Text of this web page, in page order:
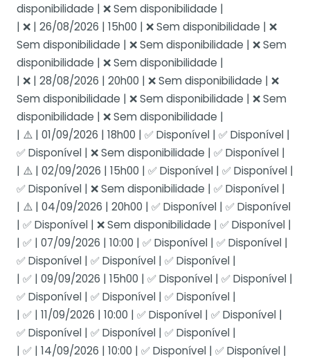
disponibilidade | ❌ Sem disponibilidade |
| ❌ | 26/08/2026 | 15h00 | ❌ Sem disponibilidade | ❌
Sem disponibilidade | ❌ Sem disponibilidade | ❌ Sem
disponibilidade | ❌ Sem disponibilidade |
| ❌ | 28/08/2026 | 20h00 | ❌ Sem disponibilidade | ❌
Sem disponibilidade | ❌ Sem disponibilidade | ❌ Sem
disponibilidade | ❌ Sem disponibilidade |
| ⚠️ | 01/09/2026 | 18h00 | ✅ Disponível | ✅ Disponível |
✅ Disponível | ❌ Sem disponibilidade | ✅ Disponível |
| ⚠️ | 02/09/2026 | 15h00 | ✅ Disponível | ✅ Disponível |
✅ Disponível | ❌ Sem disponibilidade | ✅ Disponível |
| ⚠️ | 04/09/2026 | 20h00 | ✅ Disponível | ✅ Disponível
| ✅ Disponível | ❌ Sem disponibilidade | ✅ Disponível |
| ✅ | 07/09/2026 | 10:00 | ✅ Disponível | ✅ Disponível |
✅ Disponível | ✅ Disponível | ✅ Disponível |
| ✅ | 09/09/2026 | 15h00 | ✅ Disponível | ✅ Disponível |
✅ Disponível | ✅ Disponível | ✅ Disponível |
| ✅ | 11/09/2026 | 10:00 | ✅ Disponível | ✅ Disponível |
✅ Disponível | ✅ Disponível | ✅ Disponível |
| ✅ | 14/09/2026 | 10:00 | ✅ Disponível | ✅ Disponível |